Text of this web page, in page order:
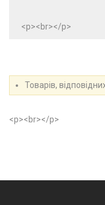
<p><br></p>
Товарів,
<p><br></p>